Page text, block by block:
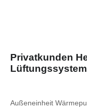
Privatkunden
Außeneinheit